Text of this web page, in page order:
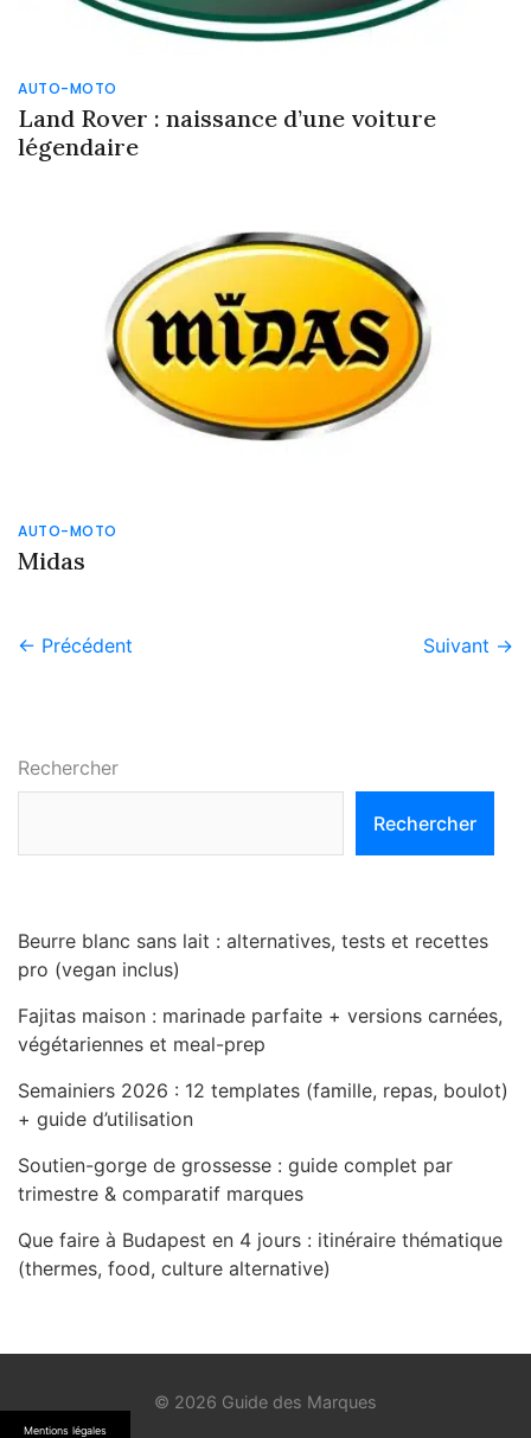
Mentions légales
AUTO-MOTO
Land Rover : naissance d’une voiture
légendaire
AUTO-MOTO
Midas
← Précédent Suivant →
Rechercher
Rechercher
Beurre blanc sans lait : alternatives, tests et recettes
pro (vegan inclus)
Fajitas maison : marinade parfaite + versions carnées,
végétariennes et meal-prep
Semainiers 2026 : 12 templates (famille, repas, boulot)
+ guide d’utilisation
Soutien-gorge de grossesse : guide complet par
trimestre & comparatif marques
Que faire à Budapest en 4 jours : itinéraire thématique
(thermes, food, culture alternative)
© 2026 Guide des Marques